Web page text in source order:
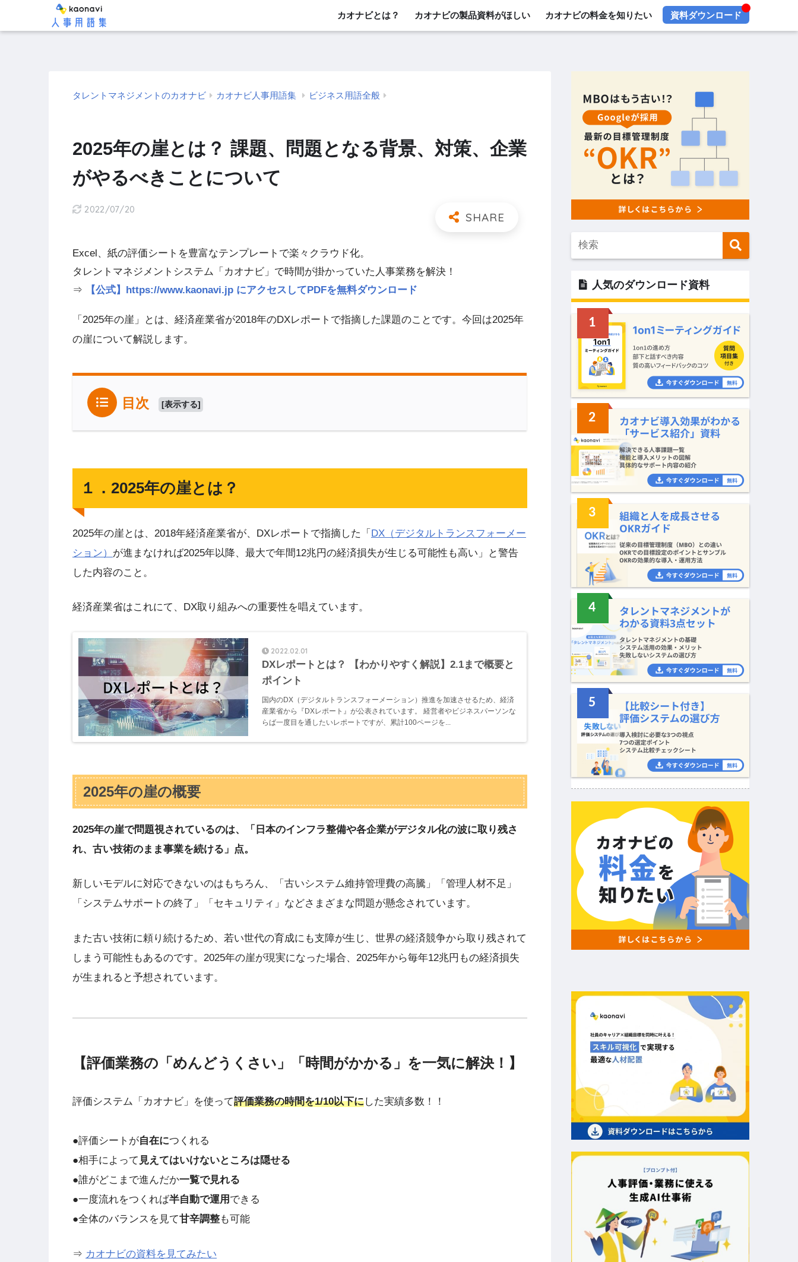
カオナビとは？ カオナビの製品資料がほしい カオナビの料金を知りたい 資料ダウンロード
タレントマネジメントのカオナビ カオナビ人事用語集 ビジネス用語全般
2025年の崖とは？ 課題、問題となる背景、対策、企業
がやるべきことについて
2022/07/20
Excel、紙の評価シートを豊富なテンプレートで楽々クラウド化。
タレントマネジメントシステム「カオナビ」で時間が掛かっていた人事業務を解決！
⇒
【公式】https://www.kaonavi.jp にアクセスしてPDFを無料ダウンロード
「2025年の崖」とは、経済産業省が2018年のDXレポートで指摘した課題のことです。今回は2025年
の崖について解説します。
目次 [表示する]
１．2025年の崖とは？
2025年の崖とは、2018年経済産業省が、DXレポートで指摘した「 DX（デジタルトランスフォーメー
ション） が進まなければ2025年以降、最大で年間12兆円の経済損失が生じる可能性も高い」と警告
した内容のこと。
経済産業省はこれにて、DX取り組みへの重要性を唱えています。
2022.02.01
DXレポートとは？ 【わかりやすく解説】2.1まで概要と
ポイント
国内のDX（デジタルトランスフォーメーション）推進を加速させるため、経済
産業省から『DXレポート』が公表されています。 経営者やビジネスパーソンな
らば一度目を通したいレポートですが、累計100ページを...
2025年の崖の概要
2025年の崖で問題視されているのは、「日本のインフラ整備や各企業がデジタル化の波に取り残さ
れ、古い技術のまま事業を続ける」点。
新しいモデルに対応できないのはもちろん、「古いシステム維持管理費の高騰」「管理人材不足」
「システムサポートの終了」「セキュリティ」などさまざまな問題が懸念されています。
また古い技術に頼り続けるため、若い世代の育成にも支障が生じ、世界の経済競争から取り残されて
しまう可能性もあるのです。2025年の崖が現実になった場合、2025年から毎年12兆円もの経済損失
が生まれると予想されています。
【評価業務の「めんどうくさい」「時間がかかる」を一気に解決！】
評価システム「カオナビ」を使って評価業務の時間を1/10以下にした実績多数！！
●評価シートが自在につくれる
●相手によって 見えてはいけないところは隠せる
●誰がどこまで進んだか一覧で見れる
●一度流れをつくれば半自動で運用 できる
●全体のバランスを見て甘辛調整も可能
⇒ カオナビの資料を見てみたい
人気のダウンロード資料